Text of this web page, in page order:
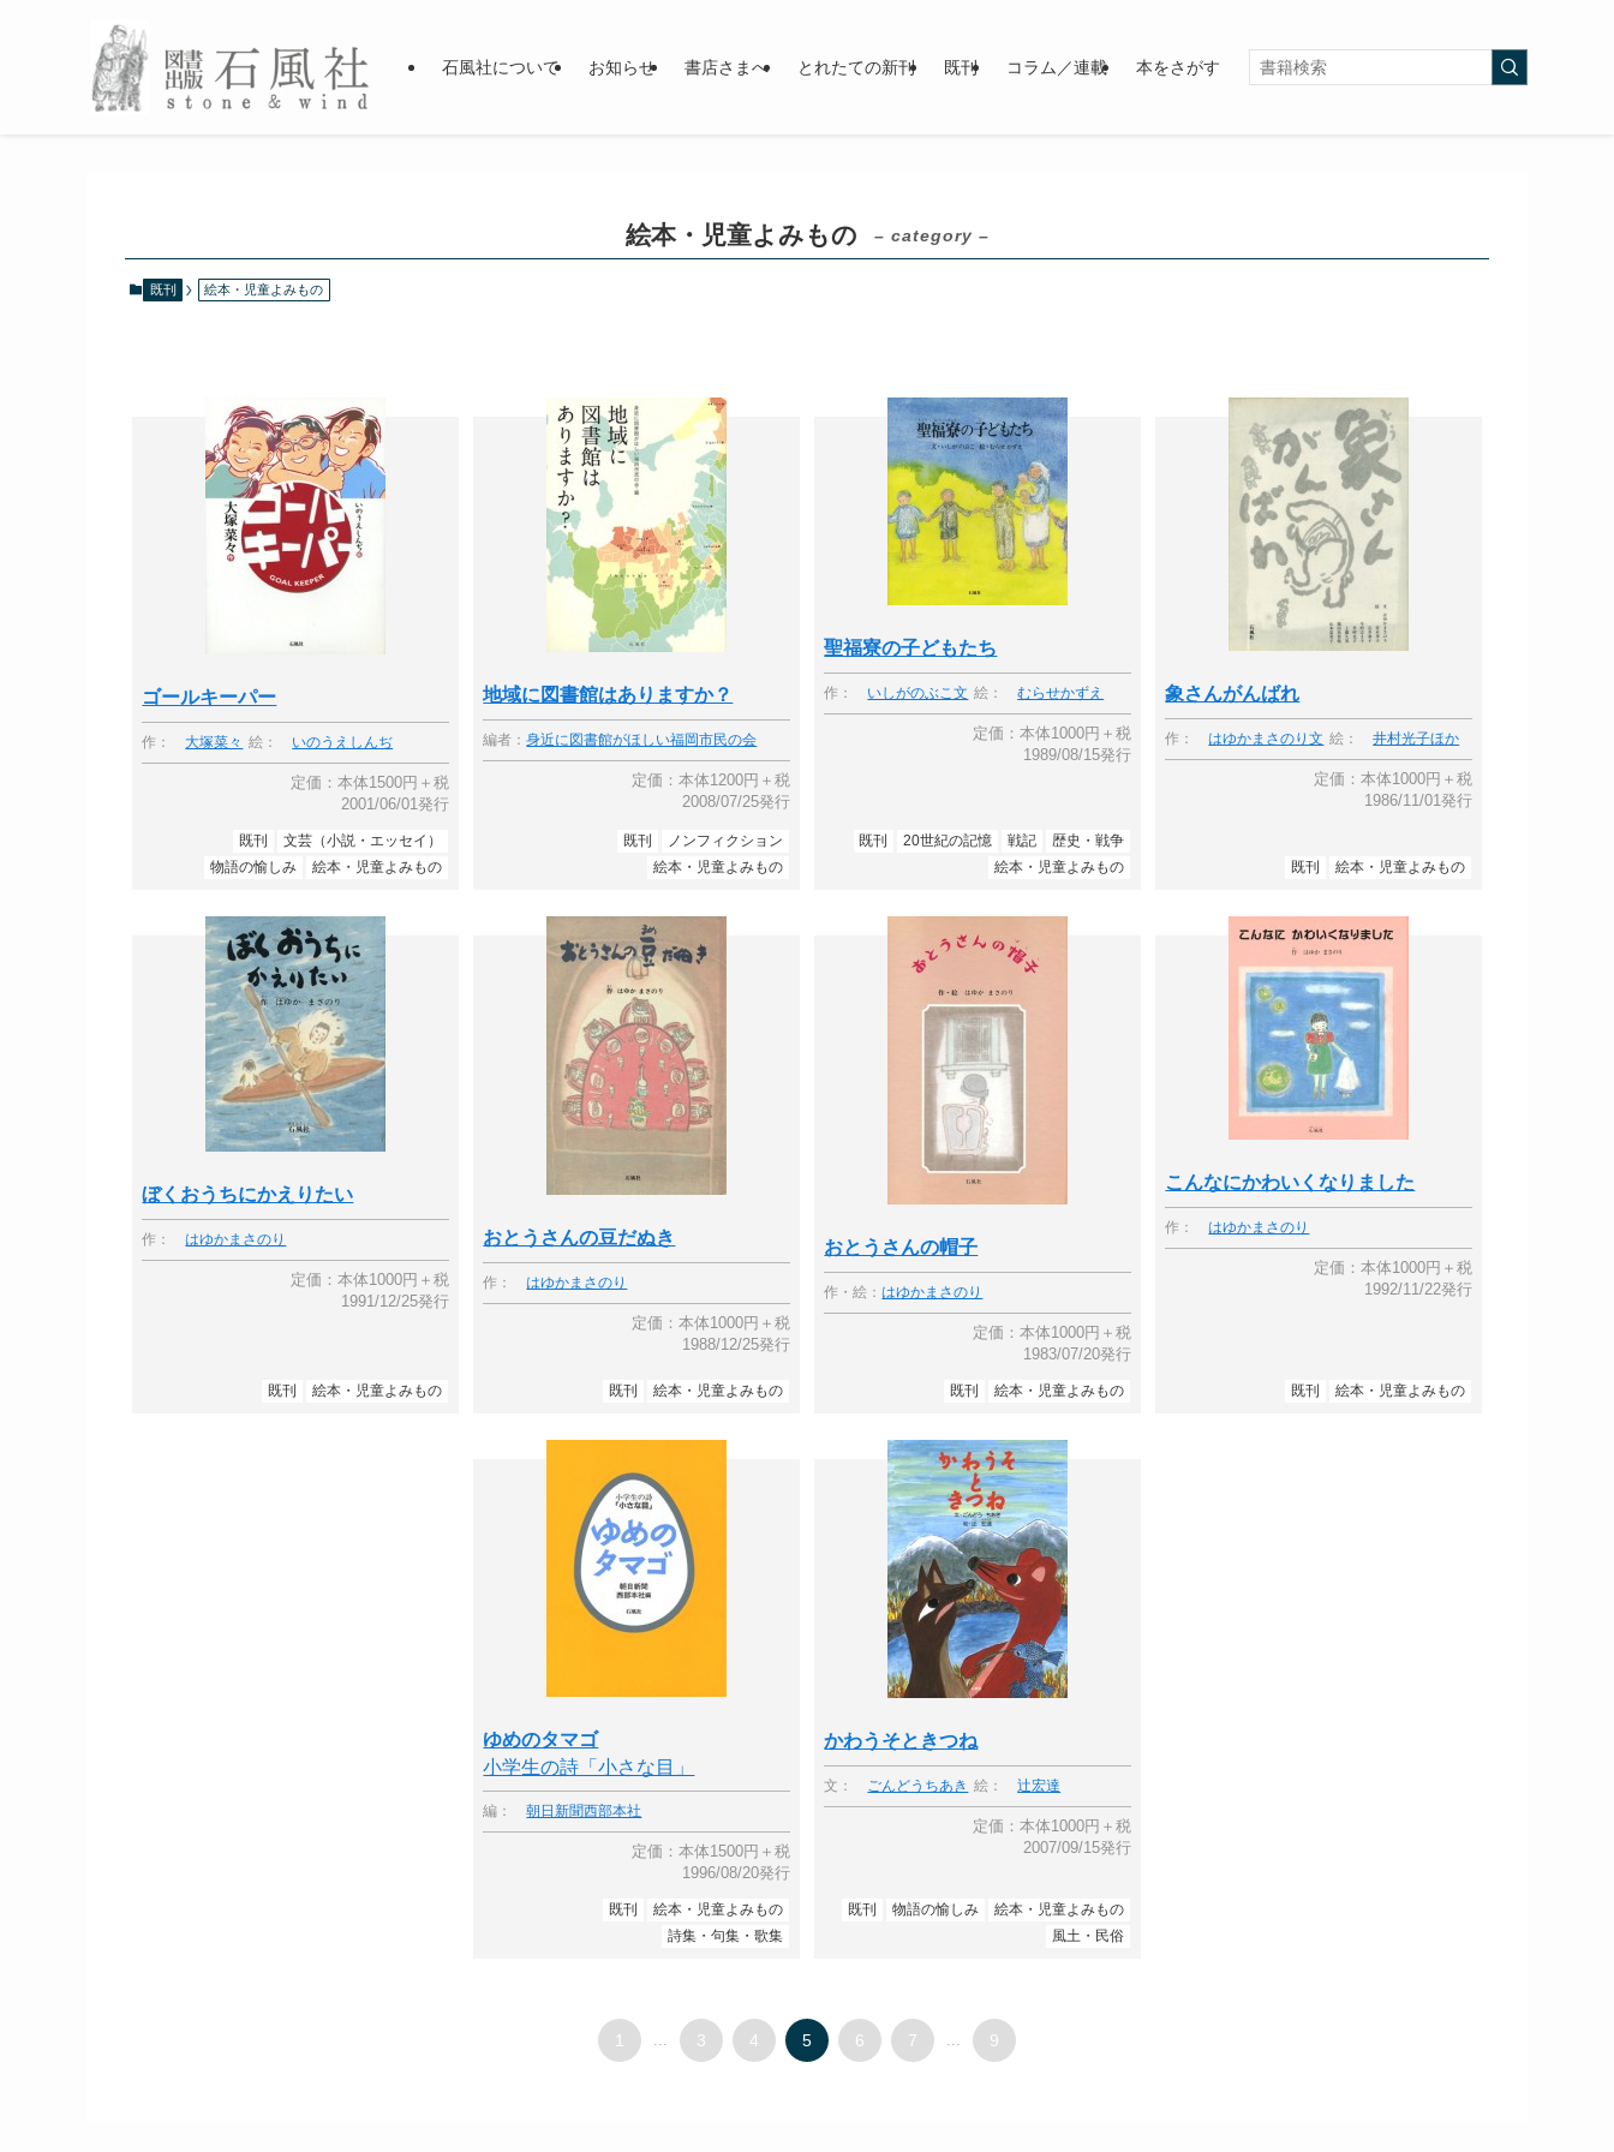
石風社について お知らせ 書店さまへ とれたての新刊 既刊 コラム／連載 本をさがす
絵本・児童よみもの – category –
既刊 絵本・児童よみもの
ゴールキーパー
作： 大塚菜々 絵： いのうえしんぢ
定価：本体1500円＋税
2001/06/01発行
既刊
文芸（小説・エッセイ）
物語の愉しみ
絵本・児童よみもの
地域に図書館はありますか？
編者：身近に図書館がほしい福岡市民の会
定価：本体1200円＋税
2008/07/25発行
既刊
ノンフィクション
絵本・児童よみもの
聖福寮の子どもたち
作： いしがのぶこ文 絵： むらせかずえ
定価：本体1000円＋税
1989/08/15発行
既刊 20世紀の記憶 戦記
歴史・戦争
絵本・児童よみもの
象さんがんばれ
作： はゆかまさのり文 絵： 井村光子ほか
定価：本体1000円＋税
1986/11/01発行
既刊 絵本・児童よみもの
ぼくおうちにかえりたい
作： はゆかまさのり
定価：本体1000円＋税
1991/12/25発行
既刊 絵本・児童よみもの
おとうさんの豆だぬき
作： はゆかまさのり
定価：本体1000円＋税
1988/12/25発行
既刊 絵本・児童よみもの
おとうさんの帽子
作・絵：はゆかまさのり
定価：本体1000円＋税
1983/07/20発行
既刊 絵本・児童よみもの
こんなにかわいくなりました
作： はゆかまさのり
定価：本体1000円＋税
1992/11/22発行
既刊 絵本・児童よみもの
ゆめのタマゴ
小学生の詩「小さな目」
編： 朝日新聞西部本社
定価：本体1500円＋税
1996/08/20発行
既刊
絵本・児童よみもの
詩集・句集・歌集
かわうそときつね
文： ごんどうちあき 絵： 辻宏達
定価：本体1000円＋税
2007/09/15発行
既刊 物語の愉しみ
絵本・児童よみもの
風土・民俗
1 3 4 5 6 7 9